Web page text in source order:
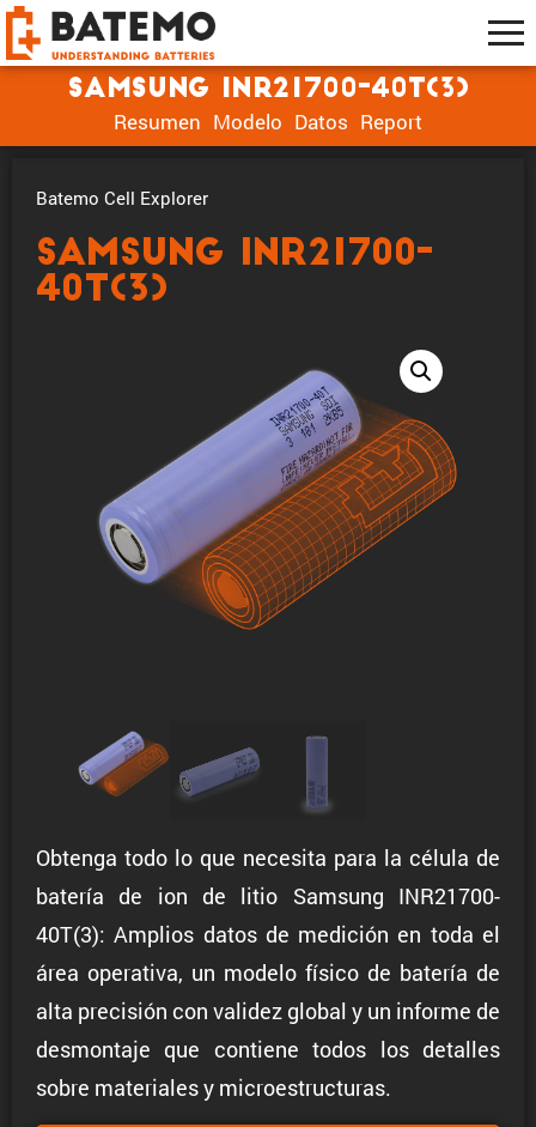
Samsung INR21700-40T(3)
Resumen Modelo Datos Report
Batemo Cell Explorer
Samsung INR21700-
40T(3)
Obtenga todo lo que necesita para la célula de
batería de ion de litio Samsung INR21700-
40T(3): Amplios datos de medición en toda el
área operativa, un modelo físico de batería de
alta precisión con validez global y un informe de
desmontaje que contiene todos los detalles
sobre materiales y microestructuras.